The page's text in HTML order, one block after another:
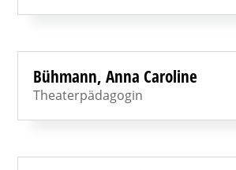
Bühmann, Anna Caroline
Theaterpädagogin